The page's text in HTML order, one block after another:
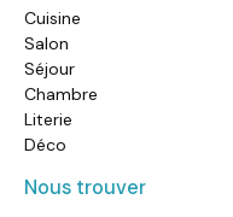
Cuisine
Salon
Séjour
Chambre
Literie
Déco
Nous trouver